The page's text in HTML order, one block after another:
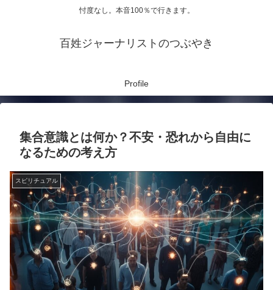
忖度なし。本音100％で行きます。
百姓ジャーナリストのつぶやき
Profile
集合意識とは何か？不安・恐れから自由に
なるための考え方
スピリチュアル